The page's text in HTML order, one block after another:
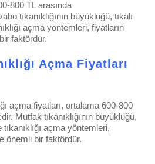
800 TL arasında
tıkanıklığının büyüklüğü, tıkalı
açma yöntemleri, fiyatların
faktördür.
Açma Fiyatları
açma fiyatları, ortalama 600-800
Mutfak tıkanıklığının büyüklüğü,
açma yöntemleri,
önemli bir faktördür.